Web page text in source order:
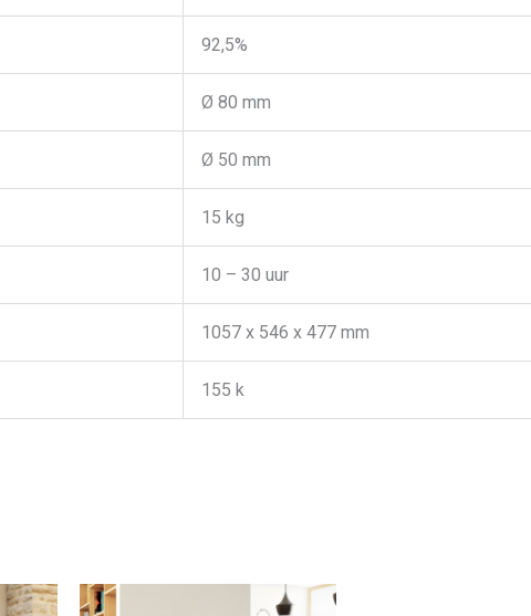
92,5%
Ø 80 mm
Ø 50 mm
15 kg
10 – 30 uur
1057 x 546 x 477 mm
155 k